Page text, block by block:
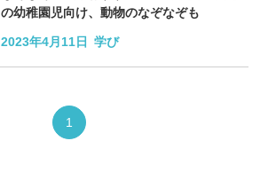
の幼稚園児向け、動物のなぞなぞも
2023年4月11日 学び
1